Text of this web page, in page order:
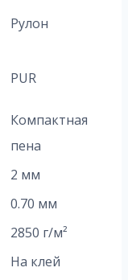
Рулон
PUR
Компактная
пена
2 мм
0.70 мм
2850 г/м²
На клей